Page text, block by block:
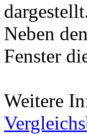
Neben
Fenster
Weitere